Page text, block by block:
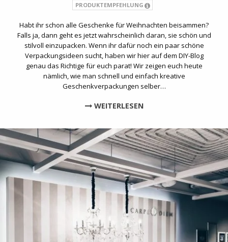
PRODUKTEMPFEHLUNG
Habt ihr schon alle Geschenke für Weihnachten beisammen?
Falls ja, dann geht es jetzt wahrscheinlich daran, sie schön und
stilvoll einzupacken. Wenn ihr dafür noch ein paar schöne
Verpackungsideen sucht, haben wir hier auf dem DIY-Blog
genau das Richtige für euch parat! Wir zeigen euch heute
nämlich, wie man schnell und einfach kreative
Geschenkverpackungen selber…
WEITERLESEN